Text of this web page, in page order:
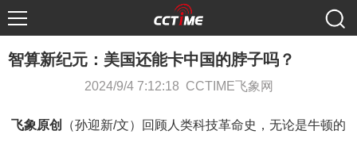
智算新纪元：美国还能卡中国的脖子吗？
2024/9/4 7:12:18 CCTIME飞象网
飞象原创 （孙迎新/文）回顾人类科技革命史，无论是牛顿的